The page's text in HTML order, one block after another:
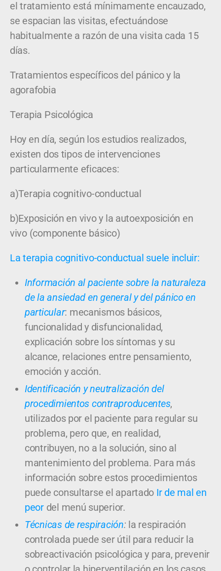
el tratamiento está mínimamente encauzado,
se espacian las visitas, efectuándose
habitualmente a razón de una visita cada 15
días.
Tratamientos específicos del pánico y la
agorafobia
Terapia Psicológica
Hoy en día, según los estudios realizados,
existen dos tipos de intervenciones
particularmente eficaces:
a)Terapia cognitivo-conductual
b)Exposición en vivo y la autoexposición en
vivo (componente básico)
La terapia cognitivo-conductual suele incluir:
Información al paciente sobre la naturaleza
de la ansiedad en general y del pánico en
particular: mecanismos básicos,
funcionalidad y disfuncionalidad,
explicación sobre los síntomas y su
alcance, relaciones entre pensamiento,
emoción y acción.
Identificación y neutralización del
procedimientos contraproducentes,
utilizados por el paciente para regular su
problema, pero que, en realidad,
contribuyen, no a la solución, sino al
mantenimiento del problema. Para más
información sobre estos procedimientos
puede consultarse el apartado Ir de mal en
peordel menú superior.
Técnicas de respiración: la respiración
controlada puede ser útil para reducir la
sobreactivación psicológica y para, prevenir